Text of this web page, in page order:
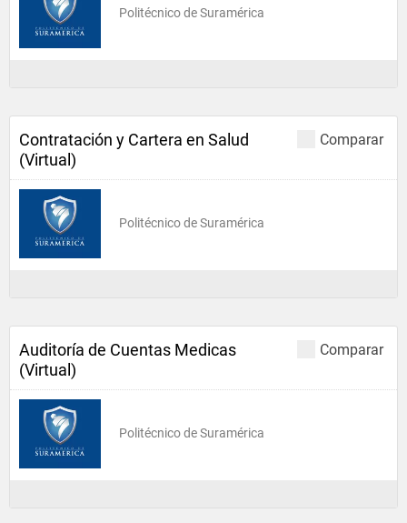
Politécnico de Suramérica
Comparar
Contratación y Cartera en Salud
(Virtual)
Politécnico de Suramérica
Comparar
Auditoría de Cuentas Medicas
(Virtual)
Politécnico de Suramérica